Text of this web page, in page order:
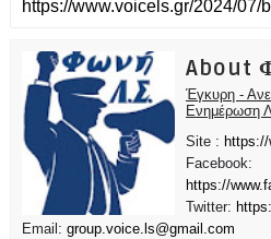
About
Έγκυρη -
Ενημέρωση
Site :
Facebook:
https://
Twitter:
Email: group.voice.ls@gmail.com